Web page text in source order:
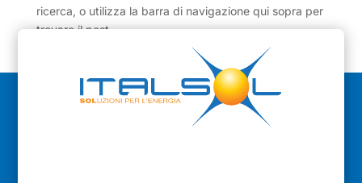
ricerca, o utilizza la barra di navigazione qui sopra per
trovare il post.